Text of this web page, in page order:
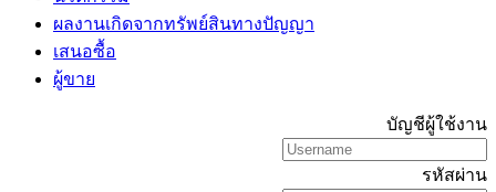
ผลงานเกิดจากทรัพย์สินทางปัญญา
เสนอซื้อ
ผู้ขาย
บัญชีผู้ใช้งาน
รหัสผ่าน